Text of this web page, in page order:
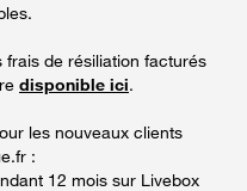
frais de résiliation facturés
disponible ici.
les nouveaux clients
:
12 mois sur Livebox